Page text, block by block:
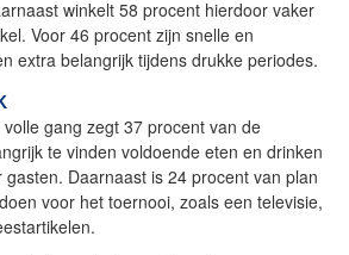
winkelt 58 procent hierdoor vaker
Voor 46 procent zijn snelle en
extra belangrijk tijdens drukke periodes.
gang zegt 37 procent van de
te vinden voldoende eten en drinken
Daarnaast is 24 procent van plan
voor het toernooi, zoals een televisie,